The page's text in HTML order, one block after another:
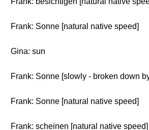
Frank: Sonne [natural native speed]
Gina: sun
Frank: Sonne [slowly - broken down
Frank: Sonne [natural native speed]
Frank: scheinen [natural native speed]